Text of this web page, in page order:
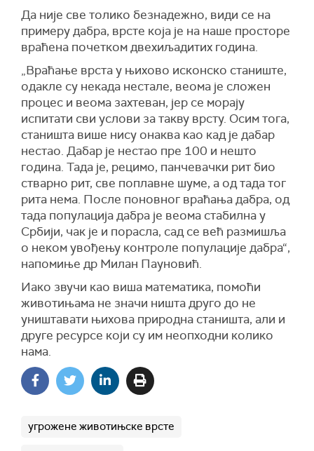
Да није све толико безнадежно, види се на
примеру дабра, врсте која је на наше просторе
враћена почетком двехиљадитих година.
„Враћање врста у њихово исконско станиште,
одакле су некада нестале, веома је сложен
процес и веома захтеван, јер се морају
испитати сви услови за такву врсту. Осим тога,
станишта више нису онаква као кад је дабар
нестао. Дабар је нестао пре 100 и нешто
година. Тада је, рецимо, панчевачки рит био
стварно рит, све поплавне шуме, а од тада тог
рита нема. После поновног враћања дабра, од
тада популација дабра је веома стабилна у
Србији, чак је и порасла, сад се већ размишља
о неком увођењу контроле популације дабра“,
напомиње др Милан Пауновић.
Иако звучи као виша математика, помоћи
животињама не значи ништа друго до не
уништавати њихова природна станишта, али и
друге ресурсе који су им неопходни колико
нама.
угрожене животињске врсте